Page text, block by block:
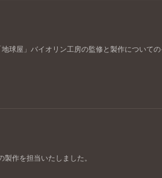
球屋」バイオリン工房の監修と製作について
作を担当いたしました。